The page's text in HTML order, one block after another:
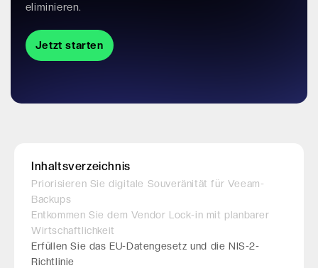
eliminieren.
Jetzt starten
Inhaltsverzeichnis
Priorisieren Sie digitale Souveränität für Veeam-
Backups
Entkommen Sie dem Vendor Lock-in mit planbarer
Wirtschaftlichkeit
Erfüllen Sie das EU-Datengesetz und die NIS-2-
Richtlinie